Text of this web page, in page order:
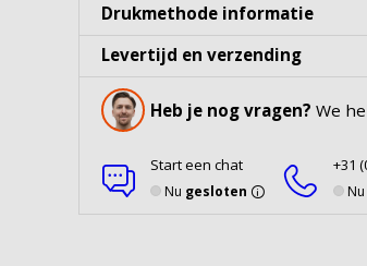
Drukmethode informatie
Levertijd en verzending
Heb je nog vragen? We
Start een chat
Nu gesloten
+31
Nu